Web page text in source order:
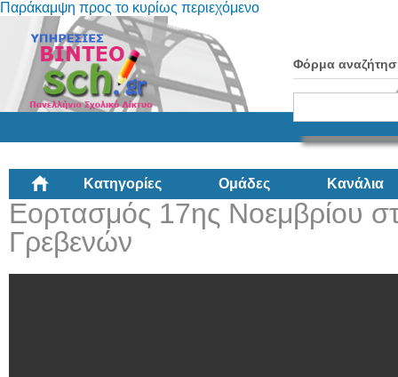
Παράκαμψη προς το κυρίως περιεχόμενο
Φόρμα
Κατηγορίες Ομάδες Κανάλια
Εορτασμός 17ης Νοεμβρίου
Γρεβενών